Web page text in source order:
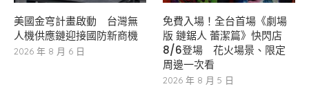
美國金穹計畫啟動 台灣無
人機供應鏈迎接國防新商機
2026 年 8 月 6 日
免費入場！全台首場《劇場
版 鏈鋸人 蕾潔篇》快閃店
8/6登場 花火場景、限定
周邊一次看
2026 年 8 月 5 日